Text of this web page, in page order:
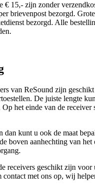
€ 15,- zijn zonder
brievenpost bezorgd.
bezorgd. Alle
van ReSound zijn
De juiste lengte
het einde van de receiver
dan kunt u ook de maat
boven aanhechting van het
receivers geschikt zijn voor
contact met ons op, wij